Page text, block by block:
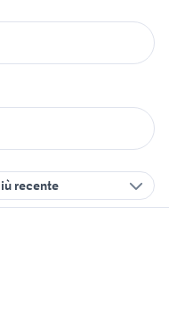
recente